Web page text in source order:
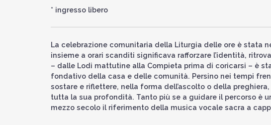
* ingresso libero
La celebrazione comunitaria della Liturgia delle ore è stata
insieme a orari scanditi significava rafforzare l’identità,
– dalle Lodi mattutine alla Compieta prima di coricarsi – è
fondativo della casa e delle comunità. Persino nei tempi
sostare e riflettere, nella forma dell’ascolto o della
tutta la sua profondità. Tanto più se a guidare il percorso è
mezzo secolo il riferimento della musica vocale sacra a